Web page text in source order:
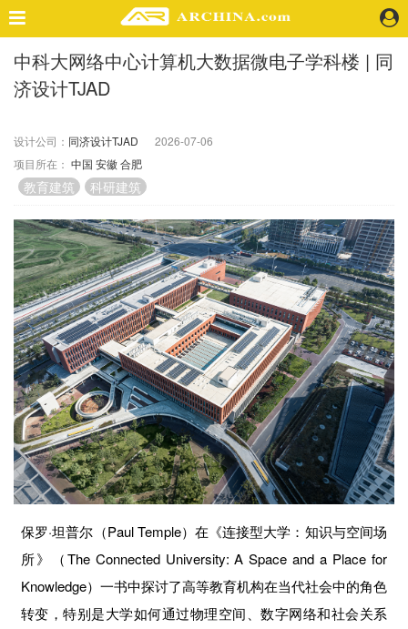
精选案例
建 筑
室 内
视 频
头条资讯
业 界
机 构
人 物
地 产
快速搜索
企业招聘
企业会员
关于投稿
联系我们
中科大网络中心计算机大数据微电子学科楼 | 同
济设计TJAD
设计公司： 同济设计TJAD
2026-07-06
项目所在： 中国 安徽合肥
教育建筑 科研建筑
保罗·坦普尔（Paul Temple）在《连接型大学：知识与空间场
所》（The Connected University: A Space and a Place for
Knowledge）一书中探讨了高等教育机构在当代社会中的角色
转变，特别是大学如何通过物理空间、数字网络和社会关系